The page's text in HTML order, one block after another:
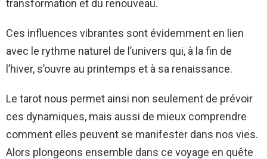
transformation et du renouveau.
Ces influences vibrantes sont évidemment en lien
avec le rythme naturel de l’univers qui, à la fin de
l’hiver, s’ouvre au printemps et à sa renaissance.
Le tarot nous permet ainsi non seulement de prévoir
ces dynamiques, mais aussi de mieux comprendre
comment elles peuvent se manifester dans nos vies.
Alors plongeons ensemble dans ce voyage en quête